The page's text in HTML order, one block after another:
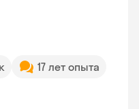
17 лет опыта